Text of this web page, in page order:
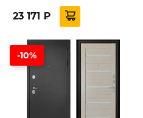
23 171 ₽
-10%